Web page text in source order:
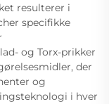
resulterer i
specifikke
og Torx-prikker
der
og
i hver